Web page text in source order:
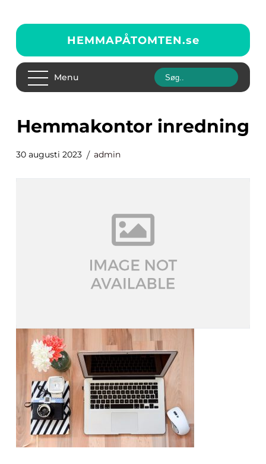
HEMMAPÅTOMTEN.se
Menu
hemmakontor inredning
30 augusti 2023 admin